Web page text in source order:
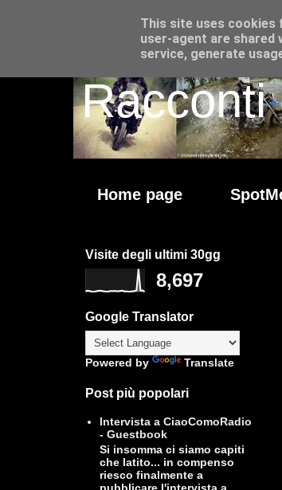
Racconti
Home page
Visite degli ultimi 30gg
8,697
Google Translator
Powered by Translate
Post più popolari
Intervista a CiaoComoRadio
- Guestbook
Si insomma ci siamo capiti
che latito... in compenso
riesco finalmente a
pubblicare l'intervista a
This site uses cookies
user-agent are shared
service, generate